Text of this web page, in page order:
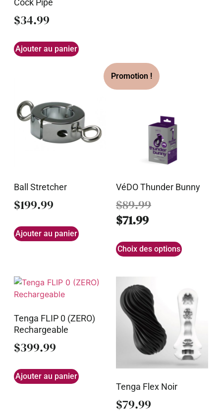
Cock Pipe
$34.99
Ajouter au panier
Ball Stretcher
$199.99
Ajouter au panier
VéDO Thunder Bunny
$89.99
$71.99
Choix des options
Tenga FLIP 0 (ZERO)
Rechargeable
$399.99
Ajouter au panier
Tenga Flex Noir
$79.99